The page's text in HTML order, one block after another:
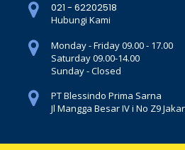
021 - 62202518
Hubungi Kami
Monday - Friday 09.00 - 17.00
Saturday 09.00-14.00
Sunday - Closed
PT Blessindo Prima Sarna
Jl Mangga Besar IV i No Z9